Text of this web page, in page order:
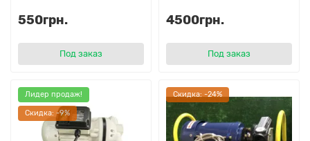
550грн.
Под заказ
4500грн.
Под заказ
Лидер продаж!
Cкидка: -9%
Cкидка: -24%